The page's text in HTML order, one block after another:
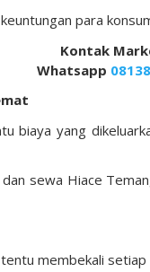
para
Kontak
Whatsapp
biaya yang
dan sewa Hiace
membekali